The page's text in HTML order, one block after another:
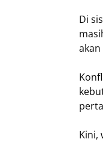
Di
Kini,